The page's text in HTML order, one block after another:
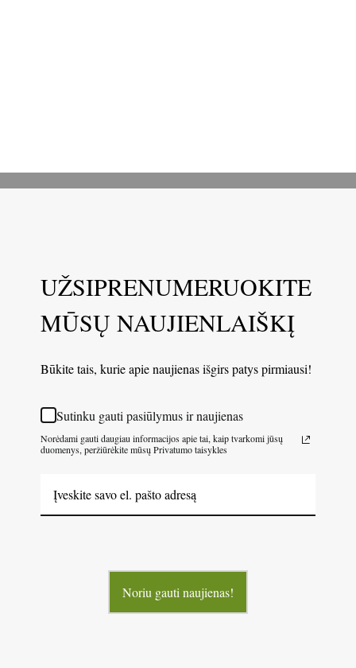
UŽSIPRENUMERUOKITE
MŪSŲ NAUJIENLAIŠKĮ
Būkite tais, kurie apie naujienas išgirs patys pirmiausi!
Sutinku gauti pasiūlymus ir naujienas
Norėdami gauti daugiau informacijos apie tai, kaip tvarkomi jūsų
duomenys, peržiūrėkite mūsų Privatumo taisykles
Noriu gauti naujienas!